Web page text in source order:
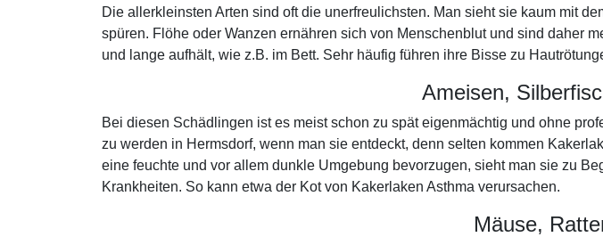
Die allerkleinsten Arten sind oft die unerfreulichsten. Man sieht sie kaum mit
spüren. Flöhe oder Wanzen ernähren sich von Menschenblut und sind daher
und lange aufhält, wie z.B. im Bett. Sehr häufig führen ihre Bisse zu
Ameisen,
Bei diesen Schädlingen ist es meist schon zu spät eigenmächtig und ohne
zu werden in Hermsdorf, wenn man sie entdeckt, denn selten kommen
eine feuchte und vor allem dunkle Umgebung bevorzugen, sieht man sie zu
Krankheiten. So kann etwa der Kot von Kakerlaken Asthma verursachen.
Mäuse,